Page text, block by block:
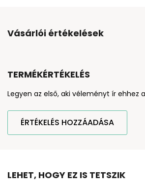
Vásárlói értékelések
TERMÉKÉRTÉKELÉS
Legyen az első, aki véleményt ír ehhez
ÉRTÉKELÉS HOZZÁADÁSA
LEHET, HOGY EZ IS TETSZIK